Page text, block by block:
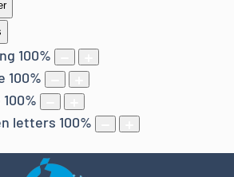
100%
100%
100%
letters 100%